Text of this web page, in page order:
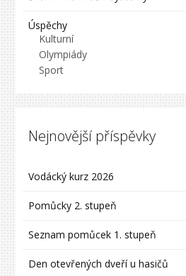
Úspěchy
Kulturní
Olympiády
Sport
Nejnovější příspěvky
Vodácký kurz 2026
Pomůcky 2. stupeň
Seznam pomůcek 1. stupeň
Den otevřených dveří u hasičů